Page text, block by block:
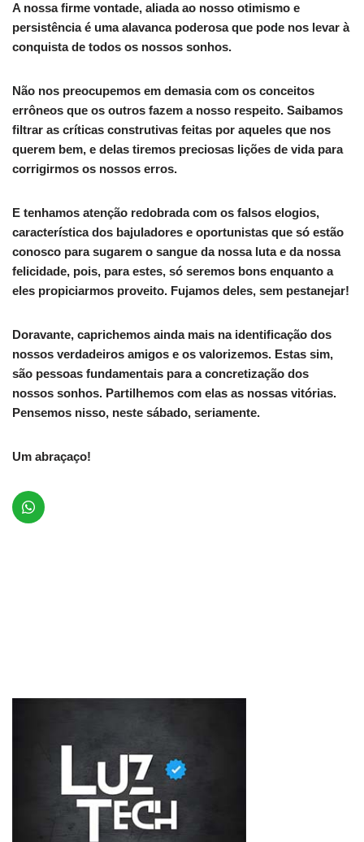
A nossa firme vontade, aliada ao nosso otimismo e
persistência é uma alavanca poderosa que pode nos levar à
conquista de todos os nossos sonhos.
Não nos preocupemos em demasia com os conceitos
errôneos que os outros fazem a nosso respeito. Saibamos
filtrar as críticas construtivas feitas por aqueles que nos
querem bem, e delas tiremos preciosas lições de vida para
corrigirmos os nossos erros.
E tenhamos atenção redobrada com os falsos elogios,
característica dos bajuladores e oportunistas que só estão
conosco para sugarem o sangue da nossa luta e da nossa
felicidade, pois, para estes, só seremos bons enquanto a
eles propiciarmos proveito. Fujamos deles, sem pestanejar!
Doravante, caprichemos ainda mais na identificação dos
nossos verdadeiros amigos e os valorizemos. Estas sim,
são pessoas fundamentais para a concretização dos
nossos sonhos. Partilhemos com elas as nossas vitórias.
Pensemos nisso, neste sábado, seriamente.
Um abraçaço!